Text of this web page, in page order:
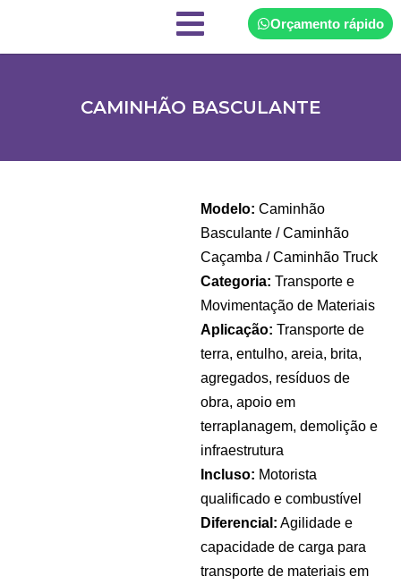
Orçamento rápido
CAMINHÃO BASCULANTE
Modelo: Caminhão
Basculante / Caminhão
Caçamba / Caminhão Truck
Categoria: Transporte e
Movimentação de Materiais
Aplicação: Transporte de
terra, entulho, areia, brita,
agregados, resíduos de
obra, apoio em
terraplanagem, demolição e
infraestrutura
Incluso: Motorista
qualificado e combustível
Diferencial: Agilidade e
capacidade de carga para
transporte de materiais em